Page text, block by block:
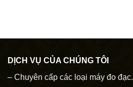
DỊCH VỤ CỦA CHÚNG TÔI
– Chuyên cấp các loại máy đo đạc.